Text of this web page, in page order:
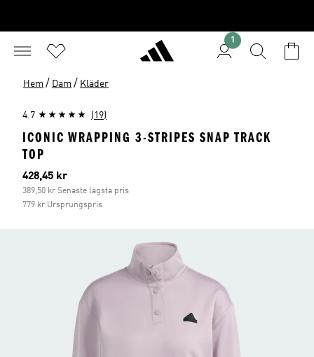
1
Hem / Dam / Kläder
4.7 (19)
ICONIC WRAPPING 3-STRIPES SNAP TRACK
TOP
Aktuellt pris
428,45 kr
389,50 kr Senaste lägsta pris
779 kr Ursprungspris